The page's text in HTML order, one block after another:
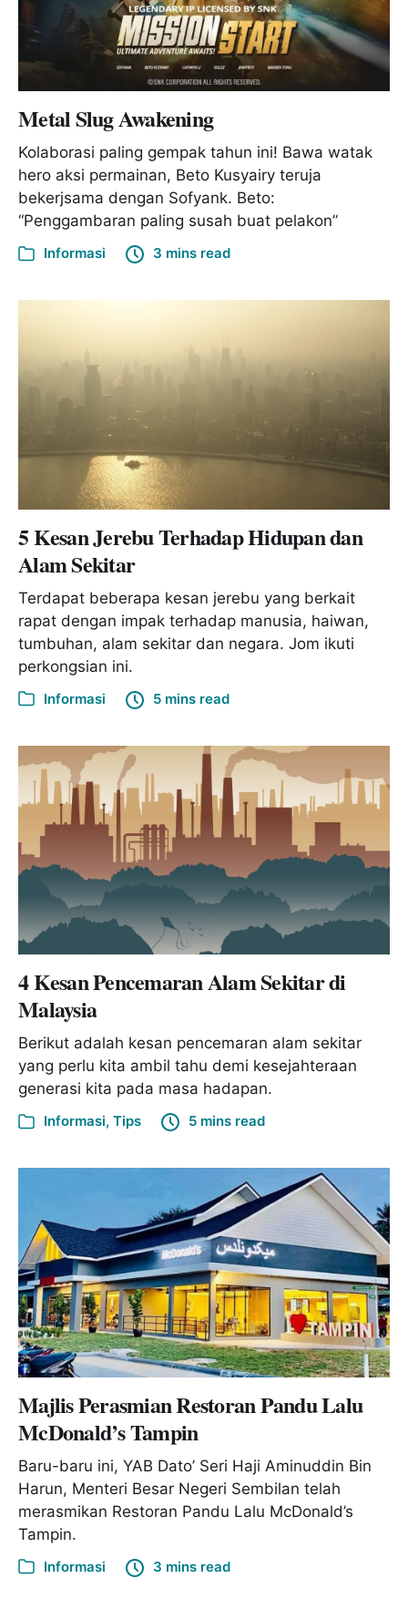
Metal Slug Awakening
Kolaborasi paling gempak tahun ini! Bawa watak
hero aksi permainan, Beto Kusyairy teruja
bekerjsama dengan Sofyank. Beto:
“Penggambaran paling susah buat pelakon”
Informasi 3 mins read
5 Kesan Jerebu Terhadap Hidupan dan
Alam Sekitar
Terdapat beberapa kesan jerebu yang berkait
rapat dengan impak terhadap manusia, haiwan,
tumbuhan, alam sekitar dan negara. Jom ikuti
perkongsian ini.
Informasi 5 mins read
4 Kesan Pencemaran Alam Sekitar di
Malaysia
Berikut adalah kesan pencemaran alam sekitar
yang perlu kita ambil tahu demi kesejahteraan
generasi kita pada masa hadapan.
Informasi, Tips 5 mins read
Majlis Perasmian Restoran Pandu Lalu
McDonald’s Tampin
Baru-baru ini, YAB Dato’ Seri Haji Aminuddin Bin
Harun, Menteri Besar Negeri Sembilan telah
merasmikan Restoran Pandu Lalu McDonald’s
Tampin.
Informasi 3 mins read